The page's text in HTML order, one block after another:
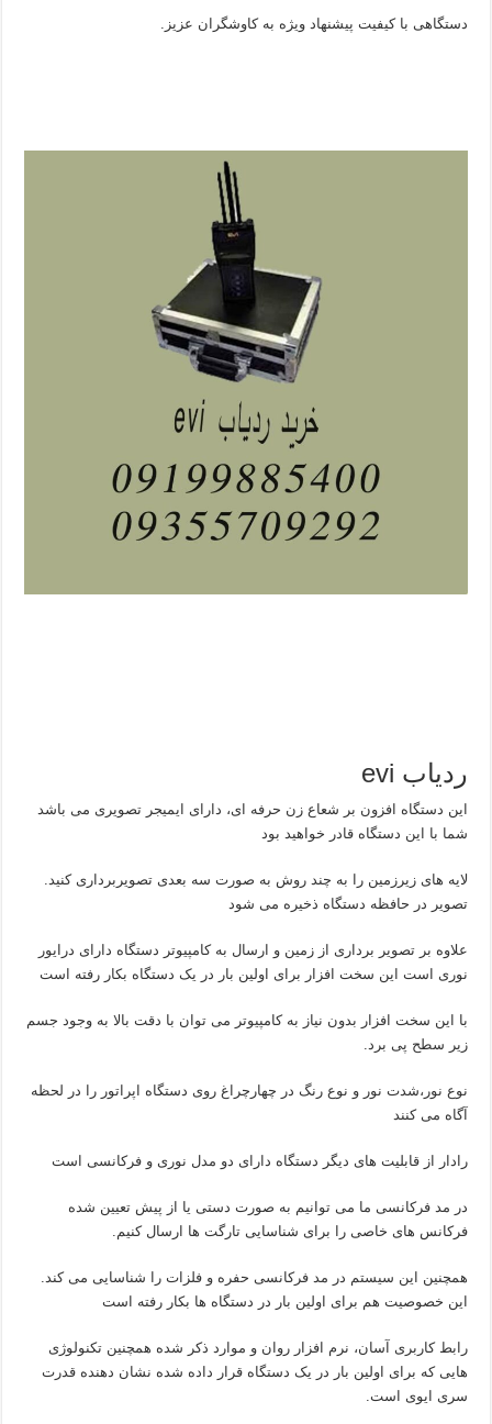
دستگاهی با کیفیت پیشنهاد ویژه به کاوشگران عزیز.
ردیاب evi
این دستگاه افزون بر شعاع زن حرفه ای، دارای ایمیجر تصویری می باشد
شما با این دستگاه قادر خواهید بود
لایه های زیرزمین را به چند روش به صورت سه بعدی تصویربرداری کنید.
تصویر در حافظه دستگاه ذخیره می شود
علاوه بر تصویر برداری از زمین و ارسال به کامپیوتر دستگاه دارای درایور
نوری است این سخت افزار برای اولین بار در یک دستگاه بکار رفته است
با این سخت افزار بدون نیاز به کامپیوتر می توان با دقت بالا به وجود جسم
زیر سطح پی برد.
نوع نور،شدت نور و نوع رنگ در چهارچراغ روی دستگاه اپراتور را در لحظه
آگاه می کنند
رادار از قابلیت های دیگر دستگاه دارای دو مدل نوری و فرکانسی است
در مد فرکانسی ما می توانیم به صورت دستی یا از پیش تعیین شده
فرکانس های خاصی را برای شناسایی تارگت ها ارسال کنیم.
همچنین این سیستم در مد فرکانسی حفره و فلزات را شناسایی می کند.
این خصوصیت هم برای اولین بار در دستگاه ها بکار رفته است
رابط کاربری آسان، نرم افزار روان و موارد ذکر شده همچنین تکنولوژی
هایی که برای اولین بار در یک دستگاه قرار داده شده نشان دهنده قدرت
سری ایوی است.